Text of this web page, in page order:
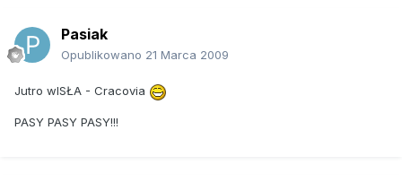
Pasiak
Opublikowano 21 Marca 2009
Jutro wISŁA - Cracovia
PASY PASY PASY!!!